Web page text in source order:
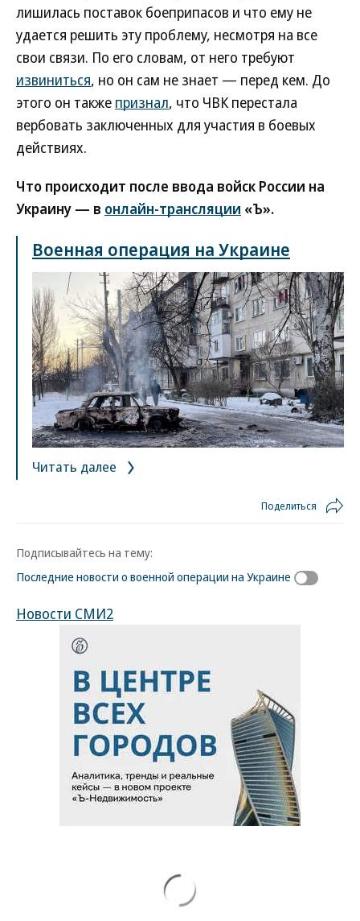
лишилась поставок боеприпасов и что ему не
удается решить эту проблему, несмотря на все
свои связи. По его словам, от него требуют
извиниться, но он сам не знает — перед кем. До
этого он также признал, что ЧВК перестала
вербовать заключенных для участия в боевых
действиях.
Что происходит после ввода войск России на
Украину — в онлайн-трансляции «Ъ».
Военная операция на Украине
Читать далее
Поделиться
Подписывайтесь на тему:
Последние новости о военной операции на Украине
Новости СМИ2